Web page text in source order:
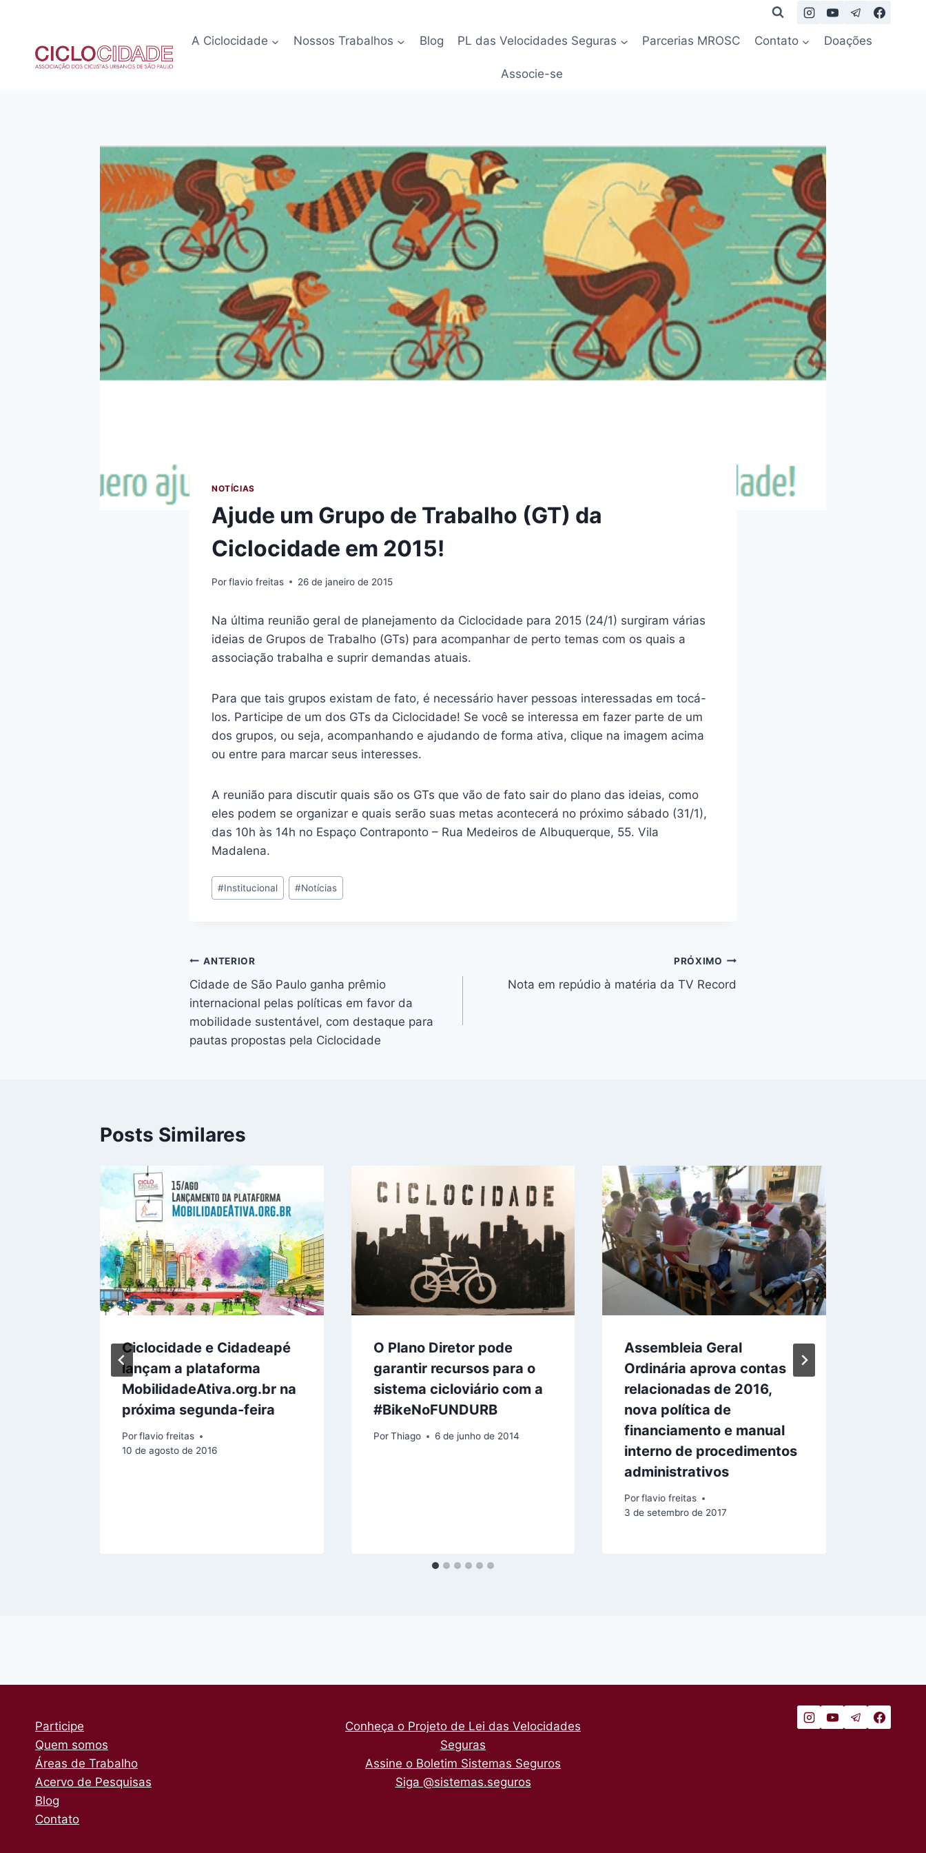
Conteúdo
A Ciclocidade Nossos Trabalhos Blog PL das Velocidades Seguras Parcerias MROSC Contato Doações
Associe-se
NOTÍCIAS
Ajude um Grupo de Trabalho (GT) da
Ciclocidade em 2015!
Porflavio freitas 26 de janeiro de 2015
Na última reunião geral de planejamento da Ciclocidade para 2015 (24/1) surgiram várias
ideias de Grupos de Trabalho (GTs) para acompanhar de perto temas com os quais a
associação trabalha e suprir demandas atuais.
Para que tais grupos existam de fato, é necessário haver pessoas interessadas em tocá-
los. Participe de um dos GTs da Ciclocidade! Se você se interessa em fazer parte de um
dos grupos, ou seja, acompanhando e ajudando de forma ativa, clique na imagem acima
ou entre para marcar seus interesses.
A reunião para discutir quais são os GTs que vão de fato sair do plano das ideias, como
eles podem se organizar e quais serão suas metas acontecerá no próximo sábado (31/1),
das 10h às 14h no Espaço Contraponto – Rua Medeiros de Albuquerque, 55. Vila
Madalena.
Tags
do
#Institucional #Notícias
Navegação
de
Post
ANTERIOR
Cidade de São Paulo ganha prêmio
internacional pelas políticas em favor da
mobilidade sustentável, com destaque para
pautas propostas pela Ciclocidade
PRÓXIMO
Nota em repúdio à matéria da TV Record
Posts Similares
Ciclocidade e Cidadeapé
lançam a plataforma
MobilidadeAtiva.org.br na
próxima segunda-feira
Porflavio freitas
10 de agosto de 2016
O Plano Diretor pode
garantir recursos para o
sistema cicloviário com a
#BikeNoFUNDURB
Por Thiago 6 de junho de 2014
Assembleia Geral
Ordinária aprova contas
relacionadas de 2016,
nova política de
financiamento e manual
interno de procedimentos
administrativos
Por flavio freitas
3 de setembro de 2017
Participe
Quem somos
Áreas de Trabalho
Acervo de Pesquisas
Blog
Contato
Conheça o Projeto de Lei das Velocidades
Seguras
Assine o Boletim Sistemas Seguros
Siga @sistemas.seguros